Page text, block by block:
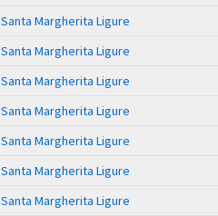
Santa Margherita Ligure
Santa Margherita Ligure
Santa Margherita Ligure
Santa Margherita Ligure
Santa Margherita Ligure
Santa Margherita Ligure
Santa Margherita Ligure